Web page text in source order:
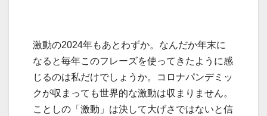
激動の2024年もあとわずか。なんだか年末に
なると毎年このフレーズを使ってきたように感
じるのは私だけでしょうか。コロナパンデミッ
クが収まっても世界的な激動は収まりません。
ことしの「激動」は決して大げさではないと信